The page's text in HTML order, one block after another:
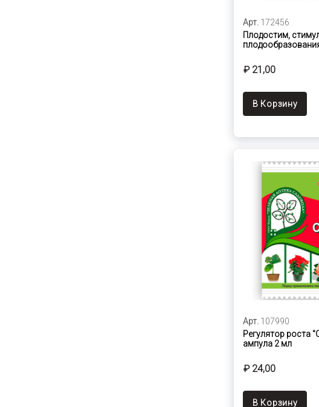
Арт. 172456
Плодостим,
₽ 21,00
В Корзину
Арт. 107990
Регулятор роста
ампула 2 мл
₽ 24,00
В Корзину